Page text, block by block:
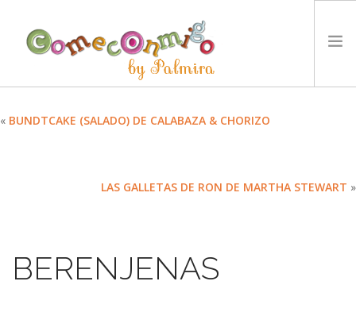
NUESTRA FILOSOFÍA
IDIOMA:
« BUNDTCAKE (SALADO) DE CALABAZA & CHORIZO
LAS GALLETAS DE RON DE MARTHA STEWART »
BERENJENAS